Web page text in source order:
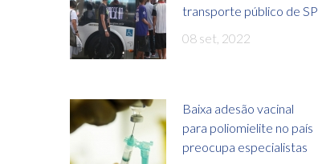
transporte público de SP
08 set, 2022
Baixa adesão vacinal
para poliomielite no país
preocupa especialistas